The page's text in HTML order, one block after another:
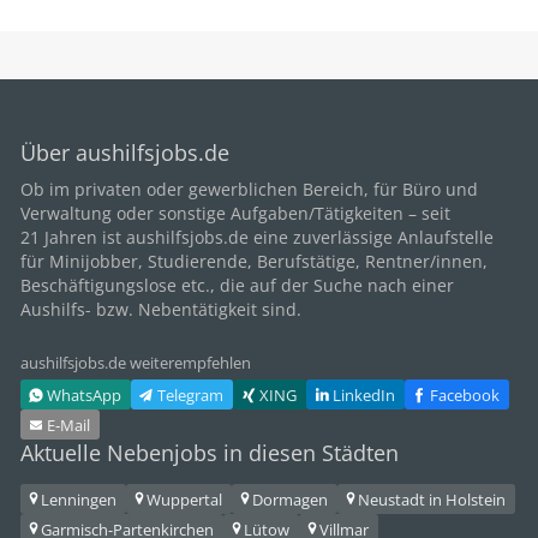
Über aushilfsjobs.de
Ob im privaten oder gewerblichen Bereich, für Büro und
Verwaltung oder sonstige Aufgaben/Tätigkeiten – seit
21 Jahren ist aushilfsjobs.de eine zuverlässige Anlaufstelle
für Minijobber, Studierende, Berufstätige, Rentner/innen,
Beschäftigungslose etc., die auf der Suche nach einer
Aushilfs- bzw. Nebentätigkeit sind.
aushilfsjobs.de weiterempfehlen
WhatsApp
Telegram XING LinkedIn
Facebook
E‑Mail
Aktuelle Nebenjobs in diesen Städten
Lenningen Wuppertal Dormagen
Neustadt in Holstein
Garmisch-Partenkirchen
Lütow Villmar